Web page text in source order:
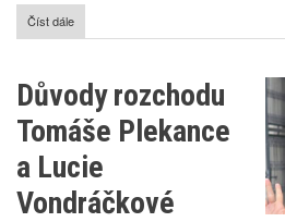
Číst dále
Jeskynní
nový
model
vzdělávání
Důvody rozchodu
Tomáše Plekance
a Lucie
Vondráčkové